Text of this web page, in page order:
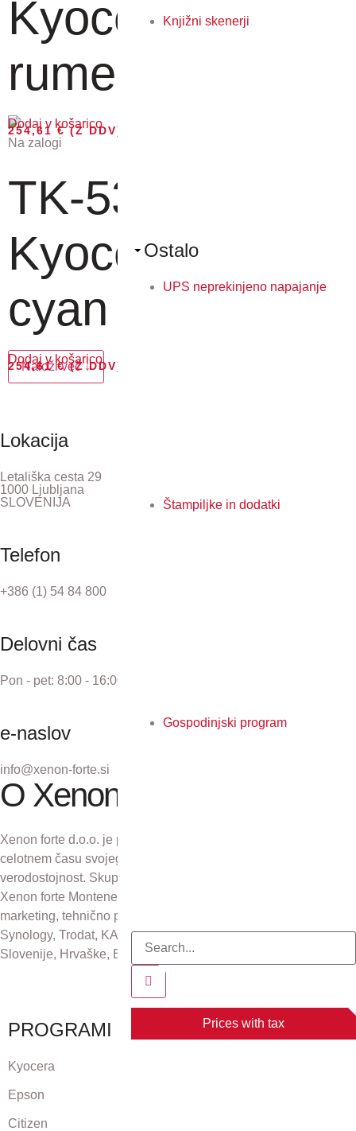
Knjižni skenerji
Ostalo
UPS neprekinjeno napajanje
Štampiljke in dodatki
Gospodinjski program
Prices with tax
Kyocera toner
rumen za 10...
254,61€(Z DDV)
Dodaj v košarico
Na zalogi
TK-5380C -
Kyocera toner
cyan za 10....
254,61€(Z DDV)
Dodaj v košarico
Naloži več ↓
Lokacija
Letališka cesta 29
1000 Ljubljana
SLOVENIJA
Telefon
+386 (1) 54 84 800
Delovni čas
Pon - pet: 8:00 - 16:00
e-naslov
info@xenon-forte.si
O Xenon forte
Xenon forte d.o.o. je podjetje z več kot 30-letno tradicijo. V
celotnem času svojega obstoja se zavzema za odličnost in
verodostojnost. Skupaj s podjetji Xenon forte Zagreb d.o.o.,
Xenon forte Montenegro in Xenon forte d.o.o., Sarajevo skrbi za
marketing, tehnično podporo in distribucijo izdelkov Kyocera,
Synology, Trodat, KAI, Plustek in CZUR na področju Republike
Slovenije, Hrvaške, Bosne in Hercegovine ter Črne gore.
PROGRAMI
Kyocera
Epson
Citizen